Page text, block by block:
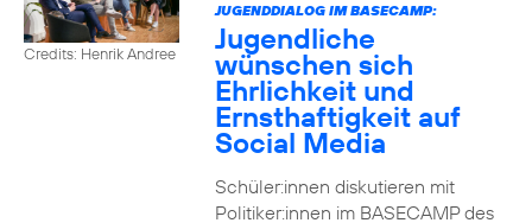
Credits: Henrik Andree
JUGENDDIALOG IM BASECAMP:
Jugendliche
wünschen sich
Ehrlichkeit und
Ernsthaftigkeit auf
Social Media
Schüler:innen diskutieren mit
Politiker:innen im BASECAMP des